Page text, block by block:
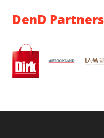
DenD Partners